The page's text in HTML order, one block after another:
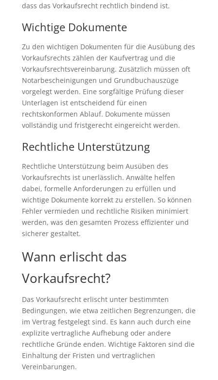
dass das Vorkaufsrecht rechtlich bindend ist.
Wichtige Dokumente
Zu den wichtigen Dokumenten für die Ausübung des
Vorkaufsrechts zählen der Kaufvertrag und die
Vorkaufsrechtsvereinbarung. Zusätzlich müssen oft
Notarbescheinigungen und Grundbuchauszüge
vorgelegt werden. Eine sorgfältige Prüfung dieser
Unterlagen ist entscheidend für einen
rechtskonformen Ablauf. Dokumente müssen
vollständig und fristgerecht eingereicht werden.
Rechtliche Unterstützung
Rechtliche Unterstützung beim Ausüben des
Vorkaufsrechts ist unerlässlich. Anwälte helfen
dabei, formelle Anforderungen zu erfüllen und
wichtige Dokumente korrekt zu erstellen. So können
Fehler vermieden und rechtliche Risiken minimiert
werden, was den gesamten Prozess effizienter und
sicherer gestaltet.
Wann erlischt das
Vorkaufsrecht?
Das Vorkaufsrecht erlischt unter bestimmten
Bedingungen, wie etwa zeitlichen Begrenzungen, die
im Vertrag festgelegt sind. Es kann auch durch eine
explizite vertragliche Aufhebung oder andere
rechtliche Gründe enden. Wichtige Faktoren sind die
Einhaltung der Fristen und vertraglichen
Vereinbarungen.